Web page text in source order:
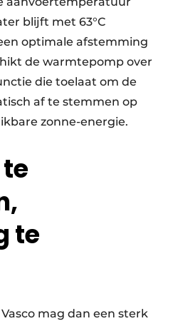
blijft met 63°C
optimale afstemming
de warmtepomp over
die toelaat om de
af te stemmen op
zonne-energie.
te
mag dan een sterk